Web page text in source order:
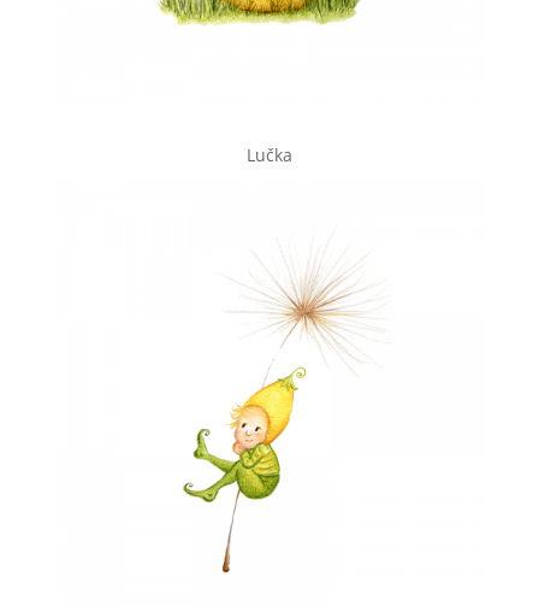
Lučka